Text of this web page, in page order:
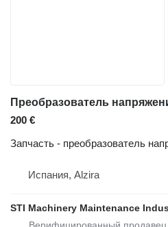
200 €
Запчасть - преобразователь
Испания, Alzira
STI Machinery Maintenance